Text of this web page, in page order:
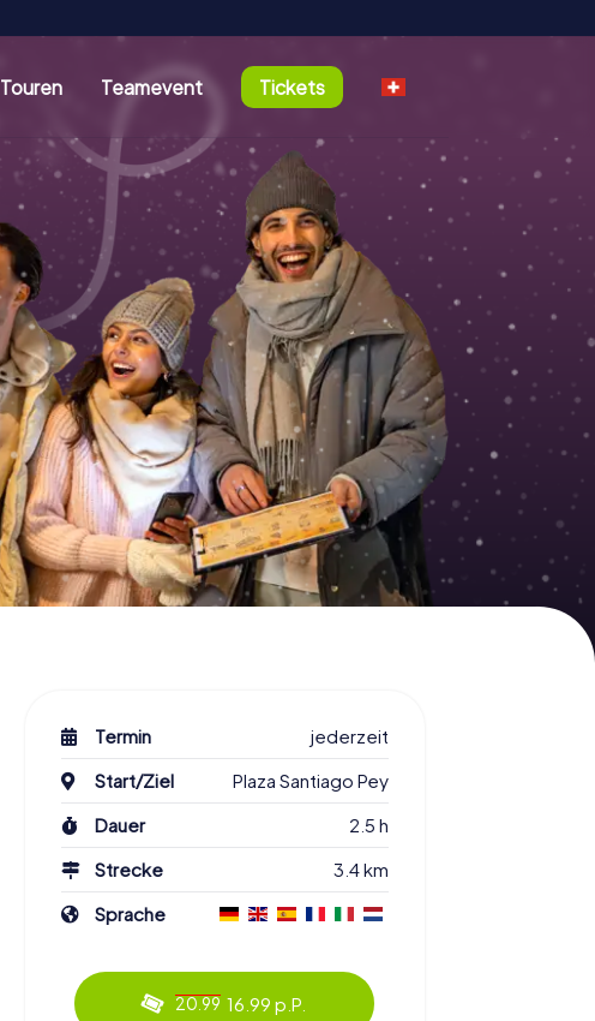
Touren Teamevent Tickets
Termin
jederzeit
Start/Ziel
Plaza Santiago Pey
Dauer
2.5 h
Strecke
3.4 km
Sprache
20.99 16.99 p.P.